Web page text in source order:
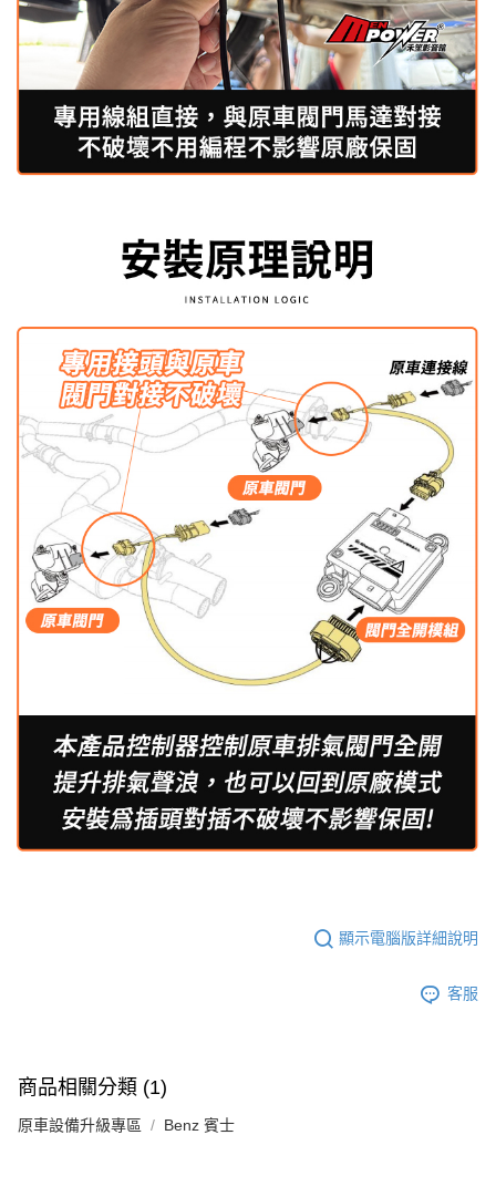
顯示電腦版詳細說明
客服
商品相關分類 (1)
原車設備升級專區 Benz 賓士